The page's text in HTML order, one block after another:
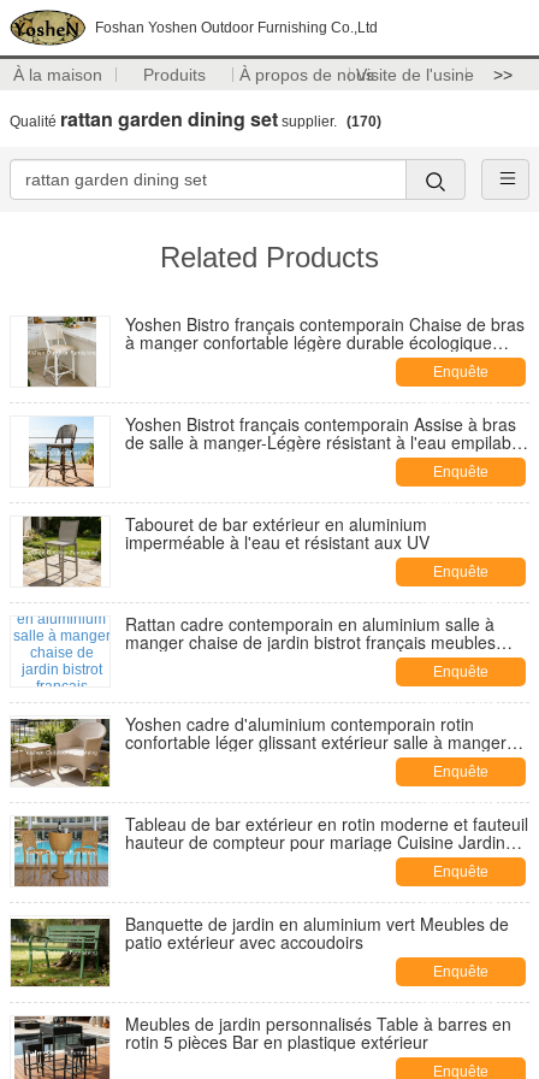
Foshan Yoshen Outdoor Furnishing Co.,Ltd
À la maison Produits À propos de nousVisite de l'usine >>
Qualité rattan garden dining set supplier. (170)
Related Products
Yoshen Bistro français contemporain Chaise de bras
à manger confortable légère durable écologique
chaise extérieure en rotin imperméable
Enquête
maintenant
Yoshen Bistrot français contemporain Assise à bras
de salle à manger-Légère résistant à l'eau empilable
Enquête
maintenant
Tabouret de bar extérieur en aluminium
imperméable à l'eau et résistant aux UV
Enquête
maintenant
Rattan cadre contemporain en aluminium salle à
manger chaise de jardin bistrot français meubles
Enquête
maintenant
Yoshen cadre d'aluminium contemporain rotin
confortable léger glissant extérieur salle à manger
Enquête
maintenant
Tableau de bar extérieur en rotin moderne et fauteuil
hauteur de compteur pour mariage Cuisine Jardin
Sous-sol Patio & espaces commerciaux Enquête
maintenant
Banquette de jardin en aluminium vert Meubles de
patio extérieur avec accoudoirs
Enquête
maintenant
Meubles de jardin personnalisés Table à barres en
rotin 5 pièces Bar en plastique extérieur
Enquête